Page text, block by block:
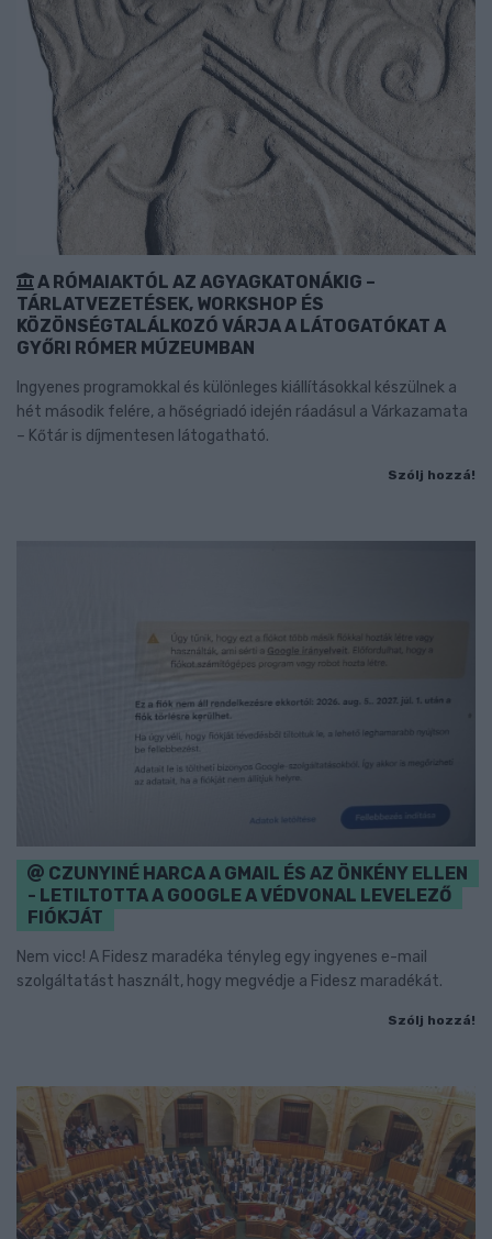
A RÓMAIAKTÓL AZ AGYAGKATONÁKIG –
TÁRLATVEZETÉSEK, WORKSHOP ÉS
KÖZÖNSÉGTALÁLKOZÓ VÁRJA A LÁTOGATÓKAT A
GYŐRI RÓMER MÚZEUMBAN
Ingyenes programokkal és különleges kiállításokkal készülnek a
hét második felére, a hőségriadó idején ráadásul a Várkazamata
– Kőtár is díjmentesen látogatható.
Szólj hozzá!
CZUNYINÉ HARCA A GMAIL ÉS AZ ÖNKÉNY ELLEN
- LETILTOTTA A GOOGLE A VÉDVONAL LEVELEZŐ
FIÓKJÁT
Nem vicc! A Fidesz maradéka tényleg egy ingyenes e-mail
szolgáltatást használt, hogy megvédje a Fidesz maradékát.
Szólj hozzá!